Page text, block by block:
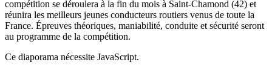
compétition se déroulera à la fin du mois à Saint-Chamond (42) et
réunira les meilleurs jeunes conducteurs routiers venus de toute la
France. Épreuves théoriques, maniabilité, conduite et sécurité seront
au programme de la compétition.
Ce diaporama nécessite JavaScript.